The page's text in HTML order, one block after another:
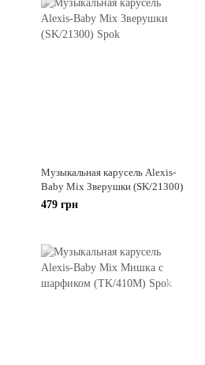
Музыкальная карусель Alexis-
Baby Mix Зверушки (SK/21300)
479 грн